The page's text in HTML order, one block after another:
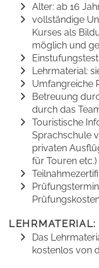
Alter: ab 16
vollständige
Kurses als
möglich und
Einstufungstest
Lehrmaterial:
Umfangreiche
Betreuung
durch das
Touristische
Sprachschule
privaten
für Touren etc.)
LEHRMATERIAL:
Das
kostenlos von